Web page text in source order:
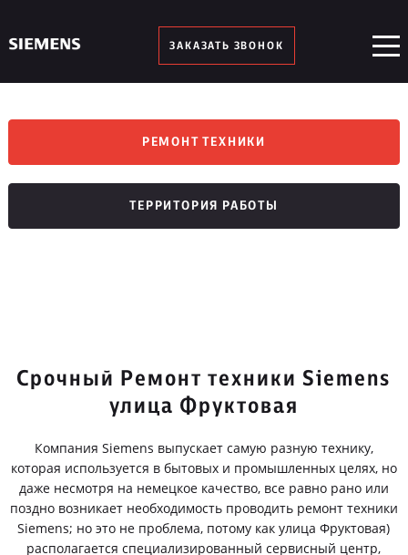
ЗАКАЗАТЬ ЗВОНОК
РЕМОНТ ТЕХНИКИ
ТЕРРИТОРИЯ РАБОТЫ
Срочный Ремонт техники Siemens
улица Фруктовая
Компания Siemens выпускает самую разную технику,
которая используется в бытовых и промышленных целях, но
даже несмотря на немецкое качество, все равно рано или
поздно возникает необходимость проводить ремонт техники
Siemens; но это не проблема, потому как улица Фруктовая)
располагается специализированный сервисный центр,